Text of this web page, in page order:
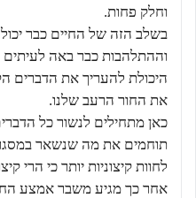
וחלק פחות.
בשלב הזה של החיים כבר
וההתלהבות כבר באה לעיתים
היכולת להעריך את הדברים
את החור הרעב שלנו.
כאן מתחילים לנשור כל
תוחמים את מה שנשאר
לחוות קיצוניות יותר כי הרי
אחר כך מגיע משבר אמצע